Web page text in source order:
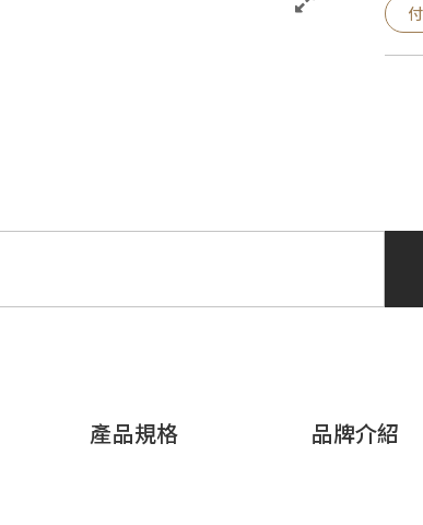
產品規格 品牌介紹